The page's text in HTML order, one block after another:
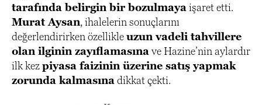
tarafında belirgin bir bozulmayaişaret etti.
Murat Aysan, ihalelerin sonuçlarını
değerlendirirken özellikleuzun vadeli tahvillere
olan ilginin zayıflamasınave Hazine’nin aylardır
ilk kezpiyasa faizinin üzerine satış yapmak
zorunda kalmasınadikkat çekti.